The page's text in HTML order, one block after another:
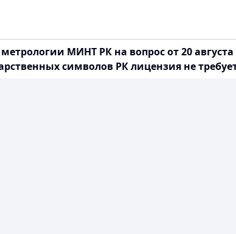
МИНТ РК на вопрос от 20
символов РК лицензия не